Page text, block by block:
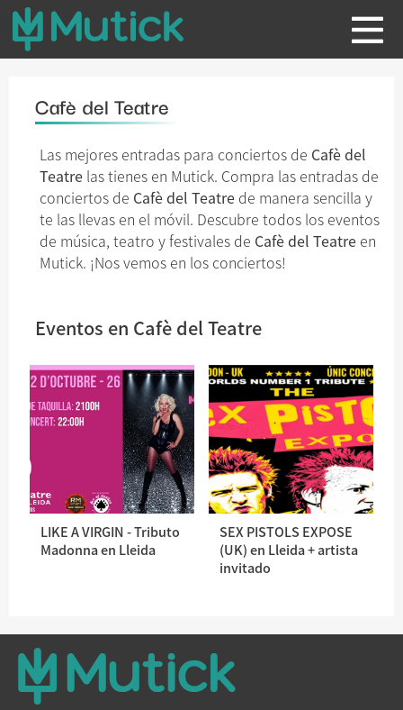
Cafè del Teatre
Las mejores entradas para conciertos de Cafè del
Teatre las tienes en Mutick. Compra las entradas de
conciertos de Cafè del Teatre de manera sencilla y
te las llevas en el móvil. Descubre todos los eventos
de música, teatro y festivales de Cafè del Teatre en
Mutick. ¡Nos vemos en los conciertos!
Eventos en Cafè del Teatre
LIKE A VIRGIN - Tributo
Madonna en Lleida
SEX PISTOLS EXPOSE
(UK) en Lleida + artista
invitado